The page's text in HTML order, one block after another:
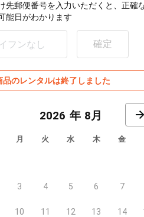
先郵便番号を入力いただくと、正確
能日がわかります
確定
品のレンタルは終了しました
8月
月 火 水 木 金
3 4 5 6 7
10 11 12 13 14